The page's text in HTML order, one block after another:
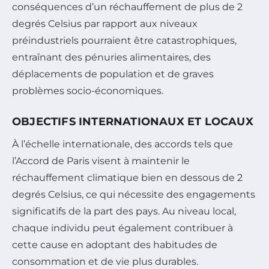
conséquences d’un réchauffement de plus de 2
degrés Celsius par rapport aux niveaux
préindustriels pourraient être catastrophiques,
entraînant des pénuries alimentaires, des
déplacements de population et de graves
problèmes socio-économiques.
OBJECTIFS INTERNATIONAUX ET LOCAUX
À l’échelle internationale, des accords tels que
l’Accord de Paris visent à maintenir le
réchauffement climatique bien en dessous de 2
degrés Celsius, ce qui nécessite des engagements
significatifs de la part des pays. Au niveau local,
chaque individu peut également contribuer à
cette cause en adoptant des habitudes de
consommation et de vie plus durables.